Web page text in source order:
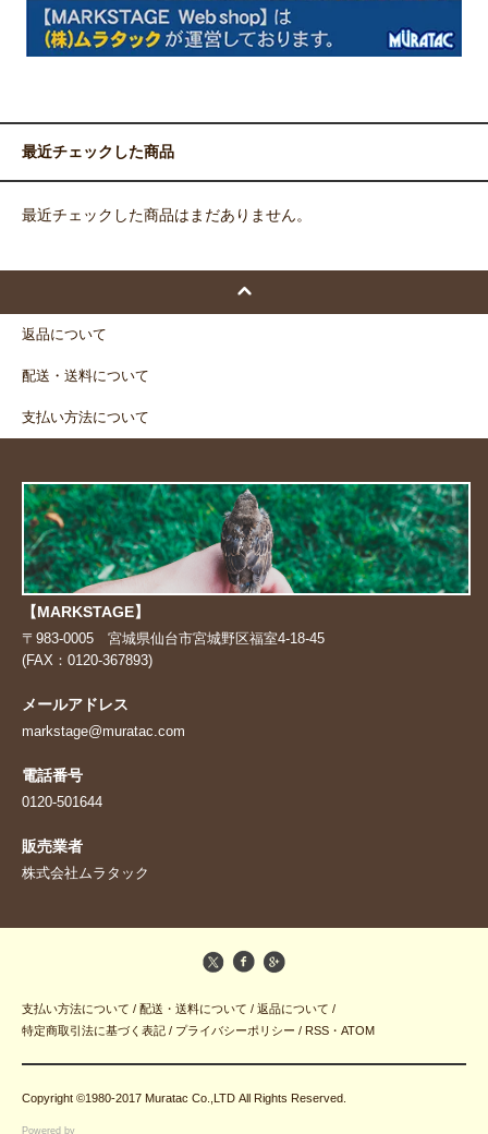
最近チェックした商品
最近チェックした商品はまだありません。
返品について
配送・送料について
支払い方法について
【MARKSTAGE】
〒983-0005 宮城県仙台市宮城野区福室4-18-45
(FAX：0120-367893)
メールアドレス
markstage@muratac.com
電話番号
0120-501644
販売業者
株式会社ムラタック
支払い方法について / 配送・送料について / 返品について /
特定商取引法に基づく表記 / プライバシーポリシー / RSS ・ ATOM
Copyright ©1980-2017 Muratac Co.,LTD All Rights Reserved.
Powered by